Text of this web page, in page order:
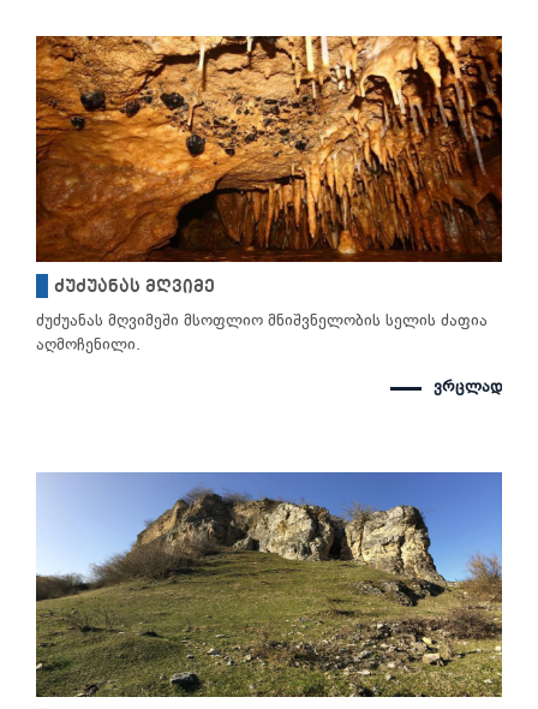
ძუძუანას მღვიმე
ძუძუანას მღვიმეში მსოფლიო მნიშვნელობის სელის ძაფია
აღმოჩენილი.
ვრცლად